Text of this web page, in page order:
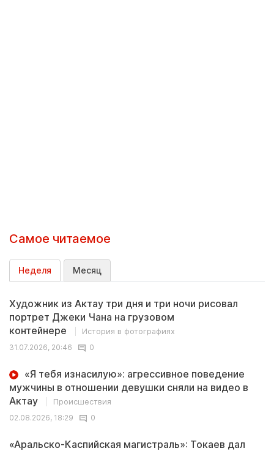
Самое читаемое
Неделя Месяц
Художник из Актау три дня и три ночи рисовал
портрет Джеки Чана на грузовом
контейнере
История в фотографиях
31.07.2026, 20:46
0
«Я тебя изнасилую»: агрессивное поведение
мужчины в отношении девушки сняли на видео в
Актау
Происшествия
02.08.2026, 18:29
0
«Аральско-Каспийская магистраль»: Токаев дал